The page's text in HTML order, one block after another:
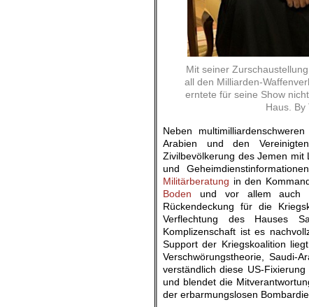
Mit seiner
all den Milliarden-
erntete für seine Show
Haus.
Neben
Arabien und den
Zivilbevölkerung des Jemen mit
und
Militärberatung in den
Boden und vor allem auch
Rückendeckung für die
Verflechtung des Hauses
Komplizenschaft ist es
Support der Kriegskoalition
Verschwörungstheorie, Saudi-
verständlich diese US-
und blendet die
der erbarmungslosen